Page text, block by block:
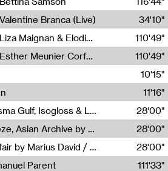
Branca (Live)
34'10"
Écouter sans les yeux : Liza Maignan & Elodie Lecat
110'49"
Écouter sans les yeux : Esther Meunier Corfdyr
110'49"
10'15"
11'16"
Radia Show #1111 : Schisma Gulf, Isogloss & Lament For The Old Clock By Harvey Young / Resonance
28'00"
Radia Show #1110 : Freeze, Asian Archive by Avita Maheen / Radio Worm
28'00"
Radia Show #1109 : Funfair by Marius David / JET FM
28'00"
Parent
111'33"